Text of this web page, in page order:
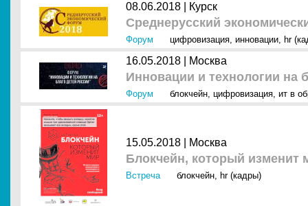
08.06.2018 | Курск
Среднерусский
Форум цифровизация, инновации, hr
16.05.2018 | Москва
Инновации и технологии на
Форум блокчейн, цифровизация, ит в
15.05.2018 | Москва
Блокчейн, который изменит
Встреча блокчейн, hr (кадры)